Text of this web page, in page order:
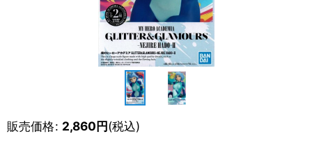
販売価格: 2,860円(税込)